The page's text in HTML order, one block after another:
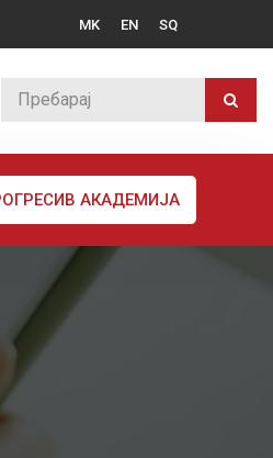
MK EN SQ
АКАДЕМИЈА